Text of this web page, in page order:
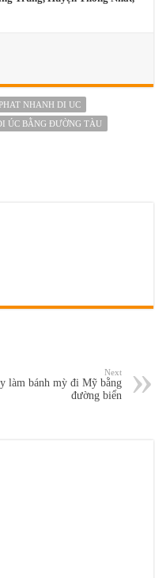
NHANH DI UC
ÚC BẰNG ĐƯỜNG TÀU
Next
làm bánh mỳ đi Mỹ bằng
đường biển